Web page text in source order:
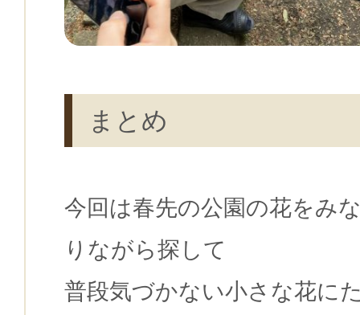
まとめ
今回は春先の公園の花をみ
りながら探して
普段気づかない小さな花に